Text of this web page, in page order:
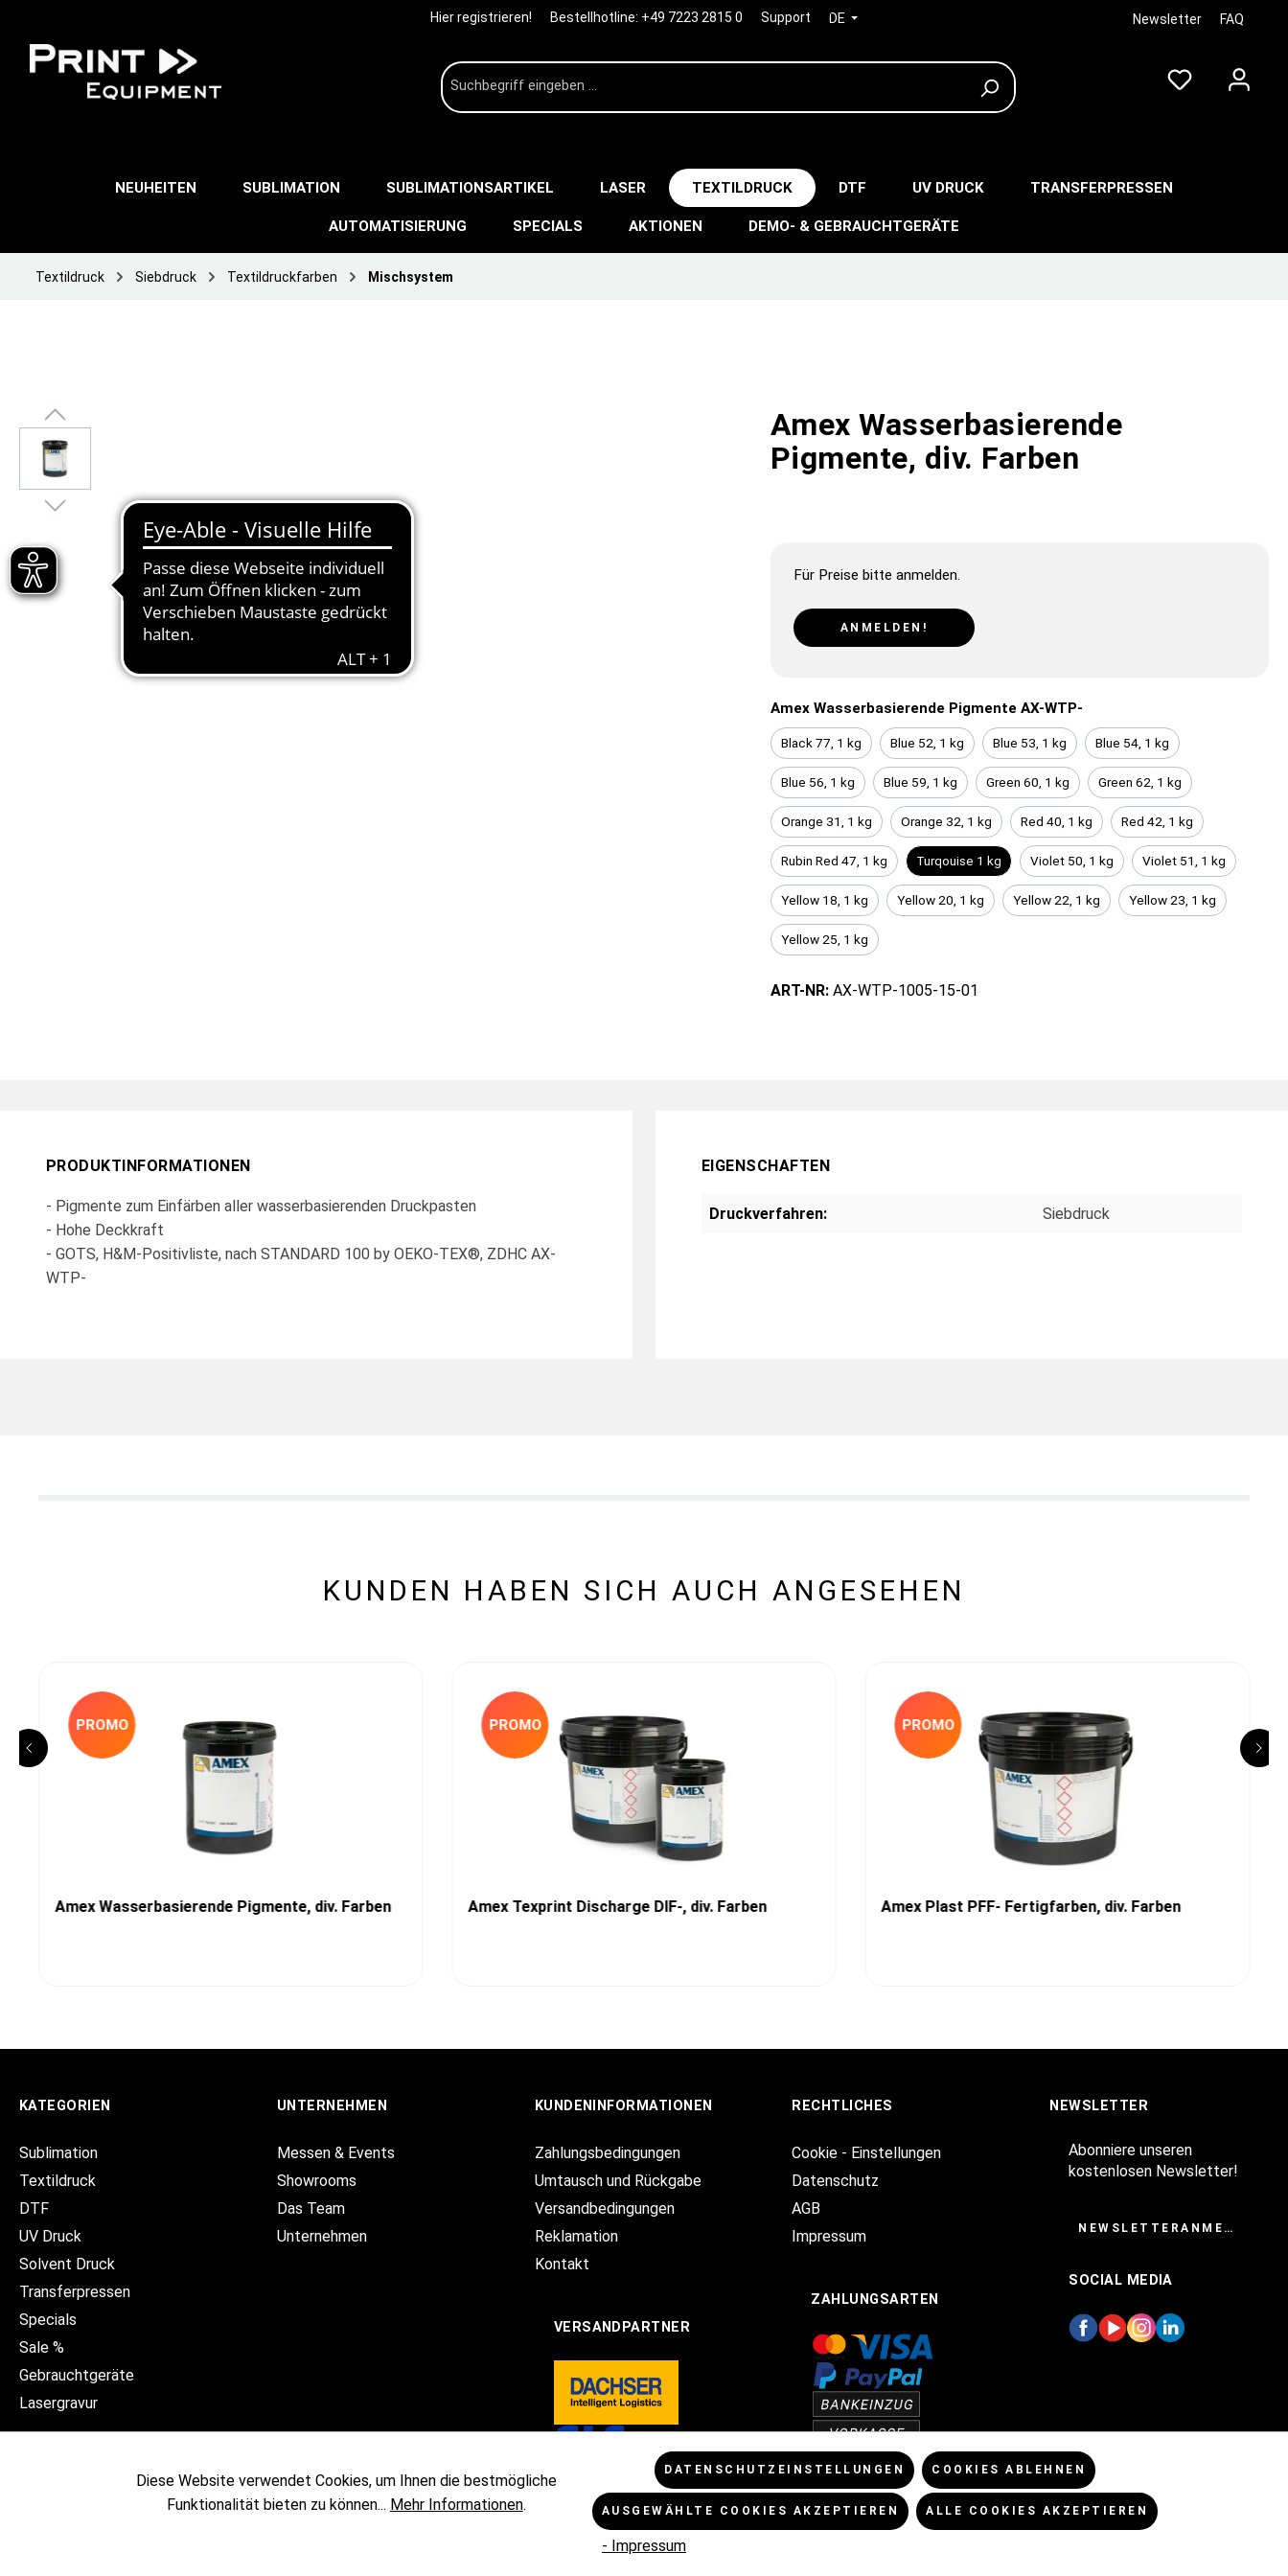
Hier registrieren! Bestellhotline: +49 7223 2815 0 Support DE Newsletter FAQ
NEUHEITEN SUBLIMATION SUBLIMATIONSARTIKEL LASER TEXTILDRUCK DTF UV DRUCK TRANSFERPRESSEN
AUTOMATISIERUNG SPECIALS AKTIONEN DEMO- & GEBRAUCHTGERÄTE
Textildruck Siebdruck Textildruckfarben Mischsystem
Amex Wasserbasierende
Pigmente, div. Farben
Für Preise bitte anmelden.
ANMELDEN!
Amex Wasserbasierende Pigmente AX-WTP-
Black 77, 1 kg Blue 52, 1 kg Blue 53, 1 kg Blue 54, 1 kg
Blue 56, 1 kg Blue 59, 1 kg Green 60, 1 kg Green 62, 1 kg
Orange 31, 1 kg Orange 32, 1 kg Red 40, 1 kg Red 42, 1 kg
Rubin Red 47, 1 kg Turqouise 1 kg Violet 50, 1 kg Violet 51, 1 kg
Yellow 18, 1 kg Yellow 20, 1 kg Yellow 22, 1 kg Yellow 23, 1 kg
Yellow 25, 1 kg
ART-NR: AX-WTP-1005-15-01
PRODUKTINFORMATIONEN
- Pigmente zum Einfärben aller wasserbasierenden Druckpasten
- Hohe Deckkraft
- GOTS, H&M-Positivliste, nach STANDARD 100 by OEKO-TEX®, ZDHC AX-
WTP-
EIGENSCHAFTEN
Druckverfahren: Siebdruck
KUNDEN HABEN SICH AUCH ANGESEHEN
PROMO
Amex Wasserbasierende Pigmente, div. Farben
PROMO
Amex Texprint Discharge DIF-, div. Farben
PROMO
Amex Plast PFF- Fertigfarben, div. Farben
KATEGORIEN
Sublimation
Textildruck
DTF
UV Druck
Solvent Druck
Transferpressen
Specials
Sale %
Gebrauchtgeräte
Lasergravur
UNTERNEHMEN
Messen & Events
Showrooms
Das Team
Unternehmen
KUNDENINFORMATIONEN
Zahlungsbedingungen
Umtausch und Rückgabe
Versandbedingungen
Reklamation
Kontakt
VERSANDPARTNER
RECHTLICHES
Cookie - Einstellungen
Datenschutz
AGB
Impressum
ZAHLUNGSARTEN
NEWSLETTER
Abonniere unseren
kostenlosen Newsletter!
NEWSLETTERANMELDUNG
SOCIAL MEDIA
Versandkostenund ggf. Nachnahmegebühren, wenn nicht anders angegeben.
Diese Website verwendet Cookies, um Ihnen die bestmögliche
Funktionalität bieten zu können... Mehr Informationen.
DATENSCHUTZEINSTELLUNGEN COOKIES ABLEHNEN
AUSGEWÄHLTE COOKIES AKZEPTIEREN ALLE COOKIES AKZEPTIEREN
- Impressum